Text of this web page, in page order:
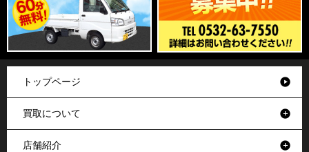
トップページ
買取について
店舗紹介